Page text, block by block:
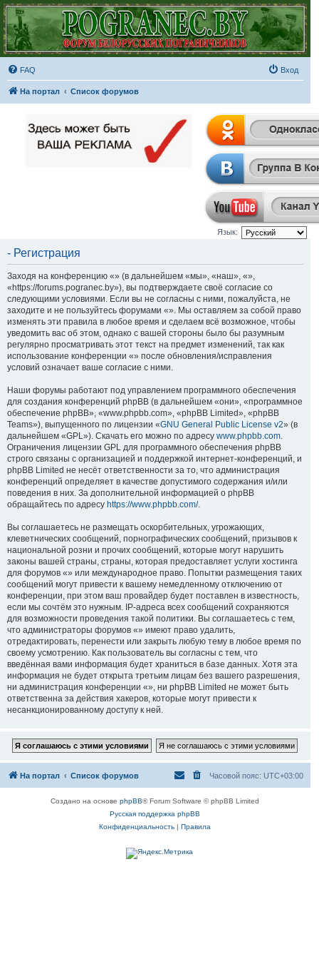
FAQ Вход
На портал Список форумов
Язык:
- Регистрация
Заходя на конференцию «» (в дальнейшем «мы», «наш», «»,
«https://forums.pogranec.by»), вы подтверждаете своё согласие со
следующими условиями. Если вы не согласны с ними, пожалуйста, не
заходите и не пользуйтесь форумами «». Мы оставляем за собой право
изменять эти правила в любое время и сделаем всё возможное, чтобы
уведомить вас об этом, однако с вашей стороны было бы разумным
регулярно просматривать этот текст на предмет изменений, так как
использование конференции «» после обновления/исправления
условий означает ваше согласие с ними.
Наши форумы работают под управлением программного обеспечения
для создания конференций phpBB (в дальнейшем «они», «программное
обеспечение phpBB», «www.phpbb.com», «phpBB Limited», «phpBB
Teams»), выпущенного по лицензии «GNU General Public License v2» (в
дальнейшем «GPL»). Скачать его можно по адресу www.phpbb.com.
Ограничения лицензии GPL для программного обеспечения phpBB
строго связаны с организацией и поддержкой интернет-конференций, и
phpBB Limited не несёт ответственности за то, что администрация
конференций определяет в качестве допустимого содержания и/или
поведения в них. За дополнительной информацией о phpBB
обращайтесь по адресу https://www.phpbb.com/.
Вы соглашаетесь не размещать оскорбительных, угрожающих,
клеветнических сообщений, порнографических сообщений, призывов к
национальной розни и прочих сообщений, которые могут нарушить
законы вашей страны, страны, которая предоставляет услуги хостинга
для форумов «» или международное право. Попытки размещения таких
сообщений могут привести к вашему немедленному отключению от
конференции, при этом ваш провайдер будет поставлен в известность,
если мы сочтём это нужным. IP-адреса всех сообщений сохраняются
для возможности проведения такой политики. Вы соглашаетесь с тем,
что администраторы форумов «» имеют право удалить,
отредактировать, перенести или закрыть любую тему в любое время по
своему усмотрению. Как пользователь вы согласны с тем, что
введённая вами информация будет храниться в базе данных. Хотя эта
информация не будет открыта третьим лицам без вашего разрешения,
ни администрация конференции «», ни phpBB Limited не может быть
ответственна за действия хакеров, которые могут привести к
несанкционированному доступу к ней.
На портал Список форумов Часовой пояс: UTC+03:00
Создано на основеphpBB® Forum Software © phpBB Limited
Русская поддержка phpBB
Конфиденциальность
Правила